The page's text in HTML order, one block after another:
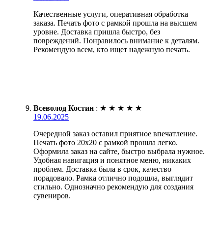
Качественные услуги, оперативная обработка
заказа. Печать фото с рамкой прошла на высшем
уровне. Доставка пришла быстро, без
повреждений. Понравилось внимание к деталям.
Рекомендую всем, кто ищет надежную печать.
Всеволод Костин : ★ ★ ★ ★ ★
19.06.2025
Очередной заказ оставил приятное впечатление.
Печать фото 20х20 с рамкой прошла легко.
Оформила заказ на сайте, быстро выбрала нужное.
Удобная навигация и понятное меню, никаких
проблем. Доставка была в срок, качество
порадовало. Рамка отлично подошла, выглядит
стильно. Однозначно рекомендую для создания
сувениров.